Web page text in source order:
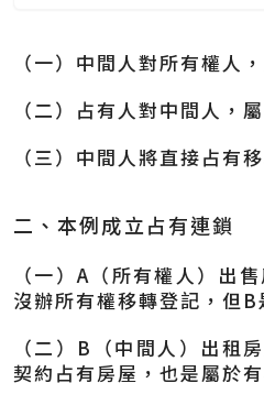
（一）中間人對所有權人
（二）占有人對中間人，
（三）中間人將直接占有
二、本例成立占有連鎖
（一）A（所有權人）出
沒辦所有權移轉登記，但
（二）B（中間人）出租
契約占有房屋，也是屬於